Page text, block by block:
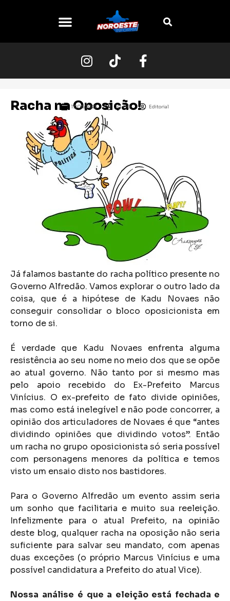
Racha na Oposição!
17/05/2023 10:00 Editorial
Já falamos bastante do racha político presente no
Governo Alfredão. Vamos explorar o outro lado da
coisa, que é a hipótese de Kadu Novaes não
conseguir consolidar o bloco oposicionista em
torno de si.
É verdade que Kadu Novaes enfrenta alguma
resistência ao seu nome no meio dos que se opõe
ao atual governo. Não tanto por si mesmo mas
pelo apoio recebido do Ex-Prefeito Marcus
Vinícius. O ex-prefeito de fato divide opiniões,
mas como está inelegível e não pode concorrer, a
opinião dos articuladores de Novaes é que “antes
dividindo opiniões que dividindo votos”. Então
um racha no grupo oposicionista só seria possível
com personagens menores da política e temos
visto um ensaio disto nos bastidores.
Para o Governo Alfredão um evento assim seria
um sonho que facilitaria e muito sua reeleição.
Infelizmente para o atual Prefeito, na opinião
deste blog, qualquer racha na oposição não seria
suficiente para salvar seu mandato, com apenas
duas exceções (o próprio Marcus Vinícius e uma
possível candidatura a Prefeito do atual Vice).
Nossa análise é que a eleição está fechada e